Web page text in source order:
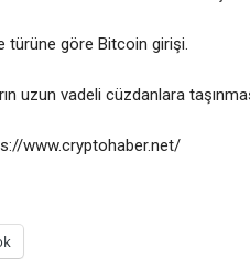
türüne göre Bitcoin girişi.
uzun vadeli cüzdanlara
www.cryptohaber.net/